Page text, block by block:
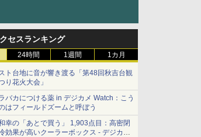
セスランキング
24時間 1週間 1カ月
ト台地に音が響き渡る「第48回秋吉台観
り花火大会」
バカにつける薬 in デジカメ Watch：こう
はフィールドズームと呼ぼう
幸の「あとで買う」 1,903点目：高密閉
効果が高いクーラーボックス - デジカメ